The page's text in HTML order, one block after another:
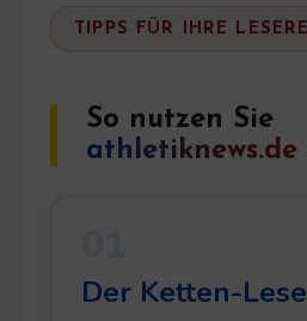
TIPPS FÜR IHRE
So nutzen Sie
athletiknews.de
Der Ketten-